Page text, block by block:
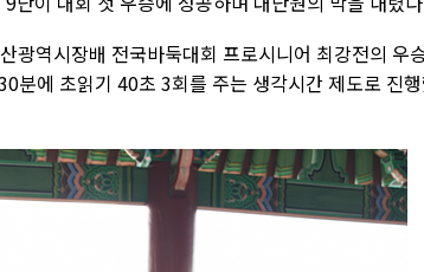
광역시장배 전국바둑대회 프로시니어 최강전의 우
에 초읽기 40초 3회를 주는 생각시간 제도로 진